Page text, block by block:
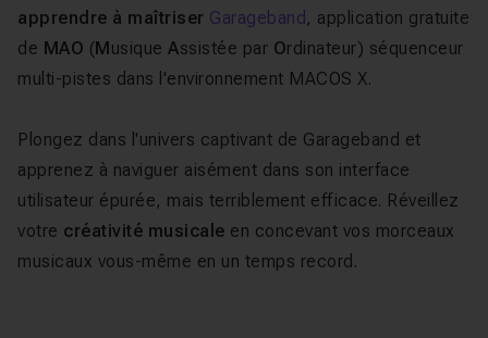
apprendre à maîtriser Garageband , application gratuite
de MAO (Musique Assistée par Ordinateur) séquenceur
multi-pistes dans l'environnement MACOS X.
Plongez dans l'univers captivant de Garageband et
apprenez à naviguer aisément dans son interface
utilisateur épurée, mais terriblement efficace. Réveillez
votre créativité musicale en concevant vos morceaux
musicaux vous-même en un temps record.